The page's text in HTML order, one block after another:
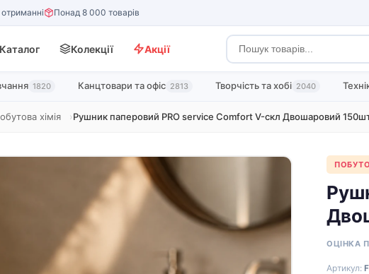
Понад 8 000 товарів
Каталог Колекції Акції
1820 Канцтовари та офіс 2813 Творчість та хобі 2040
хімія Рушник паперовий PRO service Comfort V-скл Двошаровий
ОЦІНКА
Артикул: